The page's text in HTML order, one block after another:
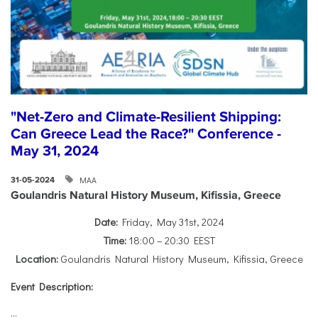
"Net-Zero and Climate-Resilient Shipping:
Can Greece Lead the Race?" Conference -
May 31, 2024
31-05-2024 ΜΑΑ
Goulandris Natural History Museum, Kifissia, Greece
Date:Friday, May 31st, 2024
Time:18:00 – 20:30 EEST
Location:Goulandris Natural History Museum, Kifissia, Greece
Event Description:
...